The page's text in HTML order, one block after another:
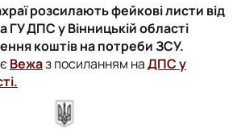
розсилають фейкові листи від
ГУ ДПС у Вінницькій області
коштів на потреби ЗСУ.
Вежаз посиланням наДПС у